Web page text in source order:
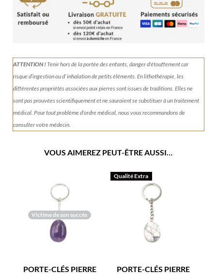
Sodalite
ATTENTION !Tenirhors de la portée des enfants, danger d'étouffement car
risque d’ingestion ou d’ inhalation de petits éléments.En lithothérapie, les
différentes propriétés associées aux pierres sont issues de traditions. Elles ne
sont pas prouvées scientifiquement et ne sauraient se substituer à un traitement
médical. Pour tout problème d'ordre médical, nous vous recommandons de
consulter votre médecin.
VOUS AIMEREZ PEUT-ÊTRE AUSSI…
Victime de son succès
PORTE-CLÉS PIERRE
Qualité Extra
PORTE-CLÉS PIERRE